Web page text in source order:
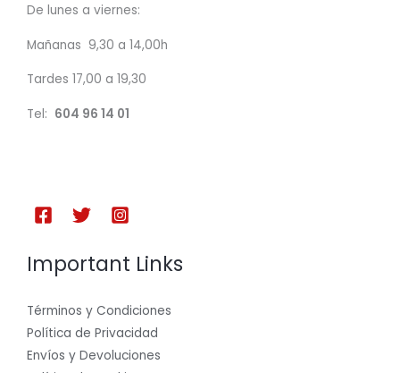
De lunes a viernes:
Mañanas 9,30 a 14,00h
Tardes 17,00 a 19,30
Tel: 604 96 14 01
Important Links
Términos y Condiciones
Política de Privacidad
Envíos y Devoluciones